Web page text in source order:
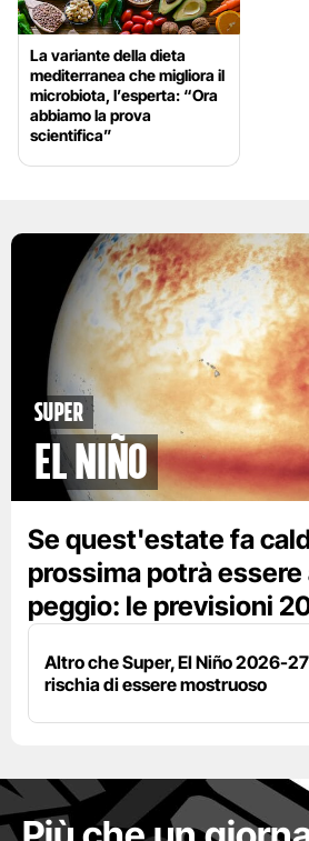
La variante della dieta
mediterranea che migliora il
microbiota, l’esperta: “Ora
abbiamo la prova
scientifica”
Super
El Niño
Se quest'estate fa
prossima potrà essere
peggio: le previsioni
Altro che Super, El Niño 2026-27
rischia di essere mostruoso